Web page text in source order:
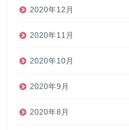
2020年12月
2020年11月
2020年10月
2020年9月
2020年8月